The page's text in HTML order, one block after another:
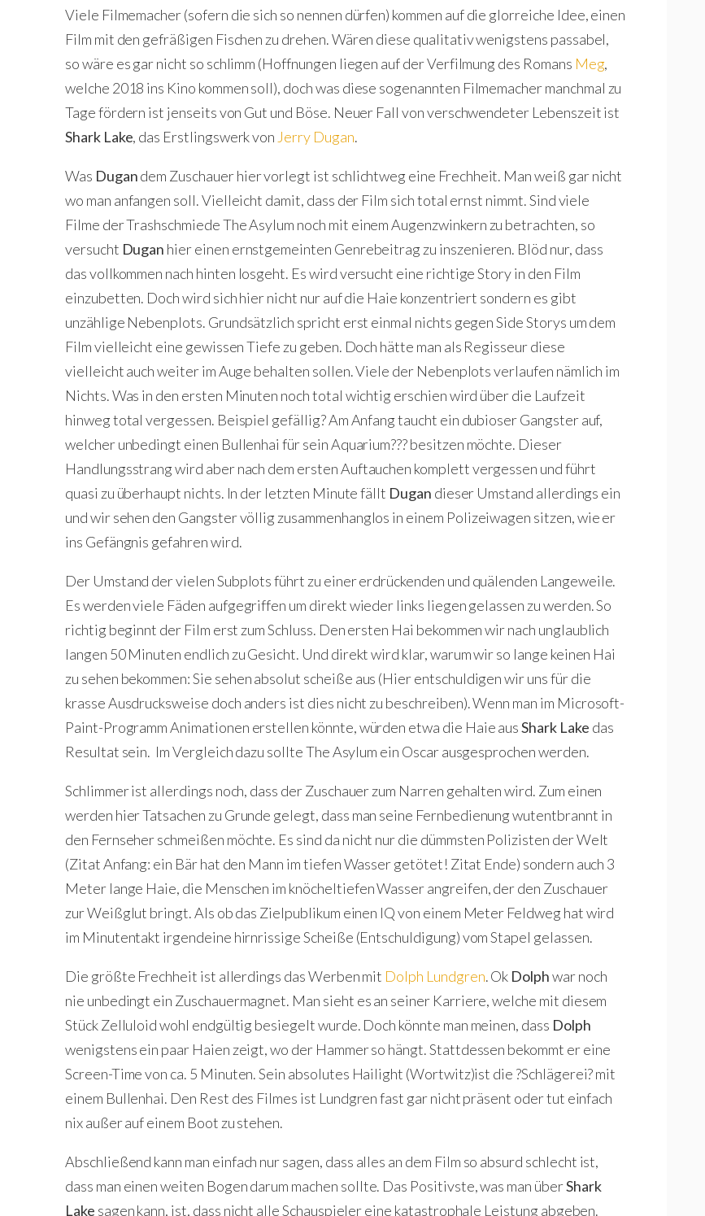
Viele Filmemacher (sofern die sich so nennen dürfen) kommen auf die glorreiche Idee, einen
Film mit den gefräßigen Fischen zu drehen. Wären diese qualitativ wenigstens passabel,
so wäre es gar nicht so schlimm (Hoffnungen liegen auf der Verfilmung des Romans Meg,
welche 2018 ins Kino kommen soll), doch was diese sogenannten Filmemacher manchmal zu
Tage fördern ist jenseits von Gut und Böse. Neuer Fall von verschwendeter Lebenszeit ist
Shark Lake, das Erstlingswerk von Jerry Dugan.
Was Dugandem Zuschauer hier vorlegt ist schlichtweg eine Frechheit. Man weiß gar nicht
wo man anfangen soll. Vielleicht damit, dass der Film sich total ernst nimmt. Sind viele
Filme der Trashschmiede The Asylum noch mit einem Augenzwinkern zu betrachten, so
versucht Dugan hier einen ernstgemeinten Genrebeitrag zu inszenieren. Blöd nur, dass
das vollkommen nach hinten losgeht. Es wird versucht eine richtige Story in den Film
einzubetten. Doch wird sich hier nicht nur auf die Haie konzentriert sondern es gibt
unzählige Nebenplots. Grundsätzlich spricht erst einmal nichts gegen Side Storys um dem
Film vielleicht eine gewissen Tiefe zu geben. Doch hätte man als Regisseur diese
vielleicht auch weiter im Auge behalten sollen. Viele der Nebenplots verlaufen nämlich im
Nichts. Was in den ersten Minuten noch total wichtig erschien wird über die Laufzeit
hinweg total vergessen. Beispiel gefällig? Am Anfang taucht ein dubioser Gangster auf,
welcher unbedingt einen Bullenhai für sein Aquarium??? besitzen möchte. Dieser
Handlungsstrang wird aber nach dem ersten Auftauchen komplett vergessen und führt
quasi zu überhaupt nichts. In der letzten Minute fällt Dugan dieser Umstand allerdings ein
und wir sehen den Gangster völlig zusammenhanglos in einem Polizeiwagen sitzen, wie er
ins Gefängnis gefahren wird.
Der Umstand der vielen Subplots führt zu einer erdrückenden und quälenden Langeweile.
Es werden viele Fäden aufgegriffen um direkt wieder links liegen gelassen zu werden. So
richtig beginnt der Film erst zum Schluss. Den ersten Hai bekommen wir nach unglaublich
langen 50 Minuten endlich zu Gesicht. Und direkt wird klar, warum wir so lange keinen Hai
zu sehen bekommen: Sie sehen absolut scheiße aus (Hier entschuldigen wir uns für die
krasse Ausdrucksweise doch anders ist dies nicht zu beschreiben). Wenn man im Microsoft-
Paint-Programm Animationen erstellen könnte, würden etwa die Haie ausShark Lake das
Resultat sein. Im Vergleich dazu sollte The Asylum ein Oscar ausgesprochen werden.
Schlimmer ist allerdings noch, dass der Zuschauer zum Narren gehalten wird. Zum einen
werden hier Tatsachen zu Grunde gelegt, dass man seine Fernbedienung wutentbrannt in
den Fernseher schmeißen möchte. Es sind da nicht nur die dümmsten Polizisten der Welt
(Zitat Anfang: ein Bär hat den Mann im tiefen Wasser getötet! Zitat Ende) sondern auch 3
Meter lange Haie, die Menschen im knöcheltiefen Wasser angreifen, der den Zuschauer
zur Weißglut bringt. Als ob das Zielpublikum einen IQ von einem Meter Feldweg hat wird
im Minutentakt irgendeine hirnrissige Scheiße (Entschuldigung) vom Stapel gelassen.
Die größte Frechheit ist allerdings das Werben mit Dolph Lundgren. Ok Dolphwar noch
nie unbedingt ein Zuschauermagnet. Man sieht es an seiner Karriere, welche mit diesem
Stück Zelluloid wohl endgültig besiegelt wurde. Doch könnte man meinen, dass Dolph
wenigstens ein paar Haien zeigt, wo der Hammer so hängt. Stattdessen bekommt er eine
Screen-Time von ca. 5 Minuten. Sein absolutes Hailight (Wortwitz)ist die ?Schlägerei? mit
einem Bullenhai. Den Rest des Filmes ist Lundgren fast gar nicht präsent oder tut einfach
nix außer auf einem Boot zu stehen.
Abschließend kann man einfach nur sagen, dass alles an dem Film so absurd schlecht ist,
dass man einen weiten Bogen darum machen sollte. Das Positivste, was man überShark
Lake sagen kann, ist, dass nicht alle Schauspieler eine katastrophale Leistung abgeben.